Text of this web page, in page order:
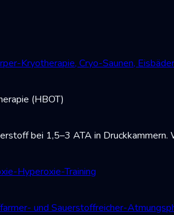
Kryotherapie, Cryo-Saunen,
(HBOT)
bei 1,5–3 ATA in
Hyperoxie-Training
und Sauerstoffreicher-